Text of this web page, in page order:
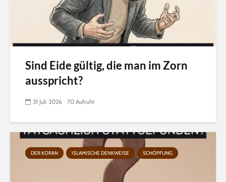
Sind Eide gültig, die man im Zorn
ausspricht?
31 Juli 2026 70 Aufrufe
DER KORAN ISLAMISCHE DENKWEISE SCHÖPFUNG